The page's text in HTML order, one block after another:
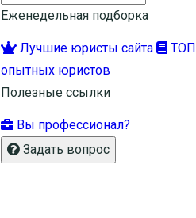
for:
Еженедельная подборка
Лучшие юристы сайта
ТОП
опытных юристов
Полезные ссылки
Вы профессионал?
Задать вопрос